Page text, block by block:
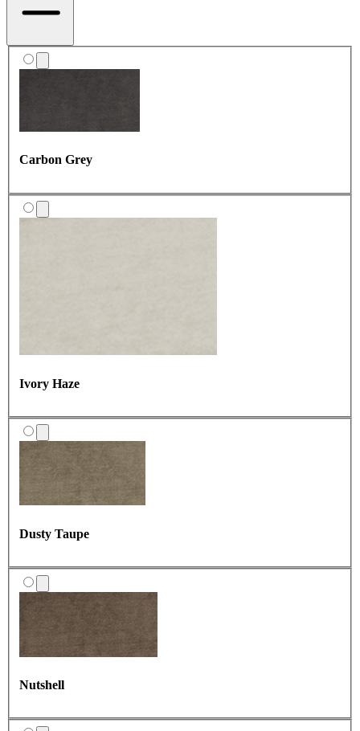
Carbon Grey
Ivory Haze
Dusty Taupe
Nutshell